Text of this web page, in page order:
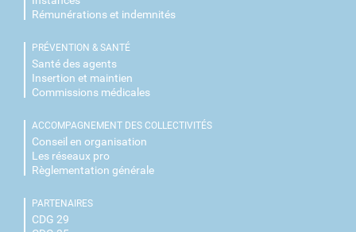
Rémunérations et indemnités
PRÉVENTION & SANTÉ
Santé des agents
Insertion et maintien
Commissions médicales
ACCOMPAGNEMENT DES COLLECTIVITÉS
Conseil en organisation
Les réseaux pro
Règlementation générale
PARTENAIRES
CDG 29